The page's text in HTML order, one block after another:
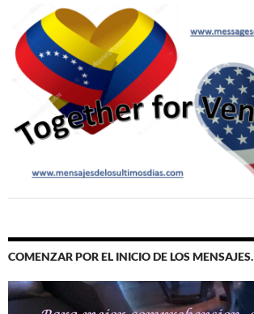
COMENZAR POR EL INICIO DE LOS MENSAJES.